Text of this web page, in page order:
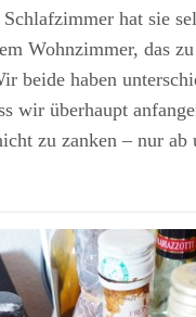
hat sie
Wohnzimmer, das
beide haben
wir überhaupt
zu zanken – nur